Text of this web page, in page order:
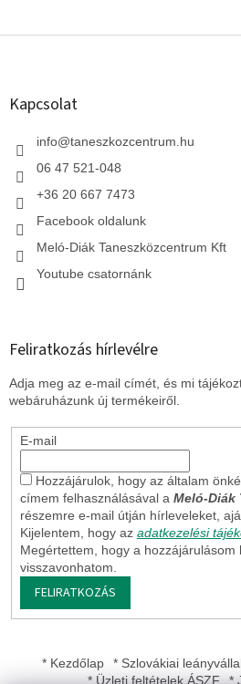
L
Kapcsolat
info@taneszkozcentrum.hu
06 47 521-048
+36 20 667 7473
Facebook oldalunk
Meló-Diák Taneszközcentrum Kft
Youtube csatornánk
Feliratkozás hírlevélre
Adja meg az e-mail címét, és mi
webáruházunk új termékeiről.
E-mail
Hozzájárulok, hogy az általam
címem felhasználásával a Meló-Diák
részemre e-mail útján hírleveleket,
Kijelentem, hogy az adatkezelési
Megértettem, hogy a hozzájárulásom
visszavonhatom.
FELIRATKOZÁS
* Kezdőlap * Szlovákiai
* Üzleti feltételek ÁSZF
*